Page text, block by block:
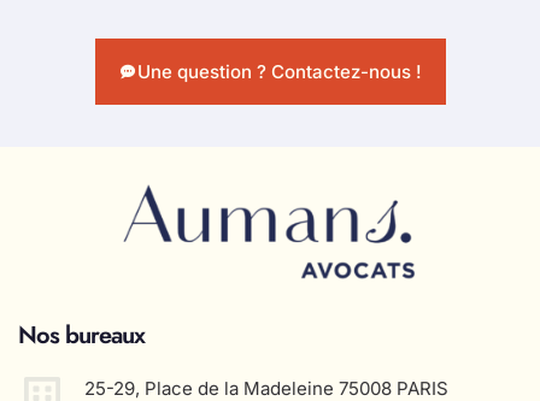
Une question ? Contactez-nous !
Nos bureaux
25-29, Place de la Madeleine 75008 PARIS